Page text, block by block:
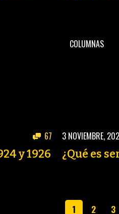
67
y 1926
COLUMNAS
3 NOVIEMBRE,
¿Qué es
1 2 3